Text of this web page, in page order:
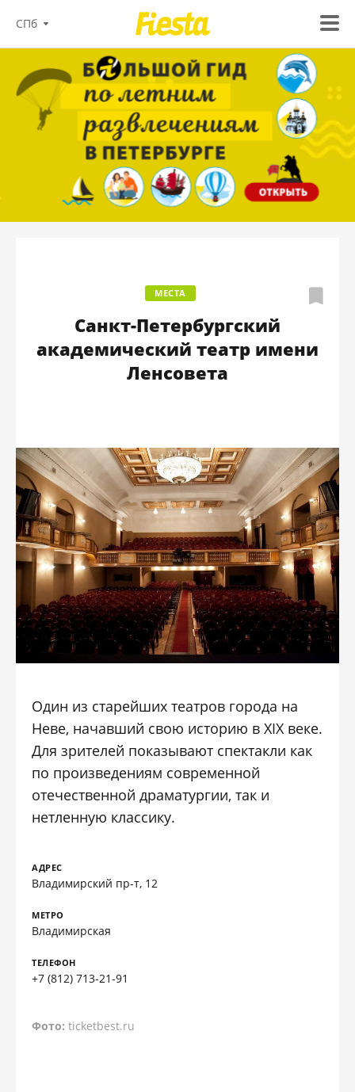
СПб
МЕСТА
Санкт-Петербургский
академический театр имени
Ленсовета
Один из старейших театров города на
Неве, начавший свою историю в XIX веке.
Для зрителей показывают спектакли как
по произведениям современной
отечественной драматургии, так и
нетленную классику.
АДРЕС
Владимирский пр-т, 12
МЕТРО
Владимирская
ТЕЛЕФОН
+7 (812) 713-21-91
Фото:ticketbest.ru